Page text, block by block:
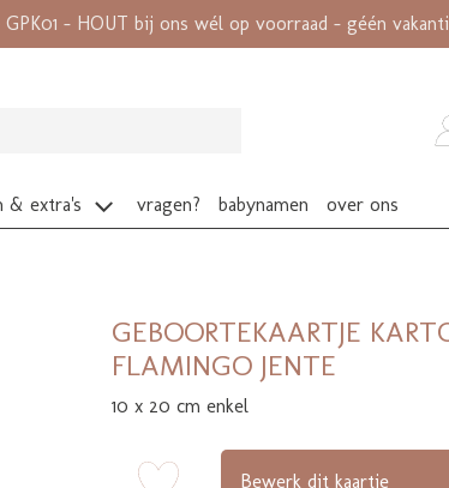
- HOUT bij ons wél op voorraad - géén
& extra's vragen? babynamen over ons
GEBOORTEKAARTJE
FLAMINGO JENTE
10 x 20 cm enkel
Bewerk dit kaartje